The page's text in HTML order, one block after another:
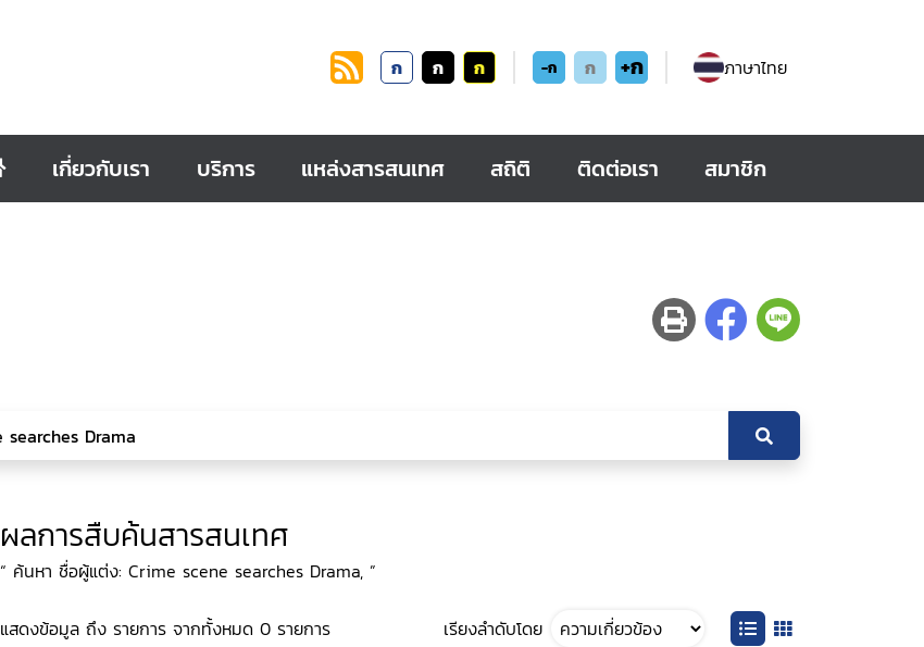
ก ก ก -ก ก +ก ภาษาไทย
เกี่ยวกับเรา บริการ แหล่งสารสนเทศ สถิติ ติดต่อเรา สมาชิก
ผลการสืบค้นสารสนเทศ
“ ค้นหา ชื่อผู้แต่ง: Crime scene searches Drama, ”
แสดงข้อมูล ถึง รายการ จากทั้งหมด 0 รายการ เรียงลำดับโดย